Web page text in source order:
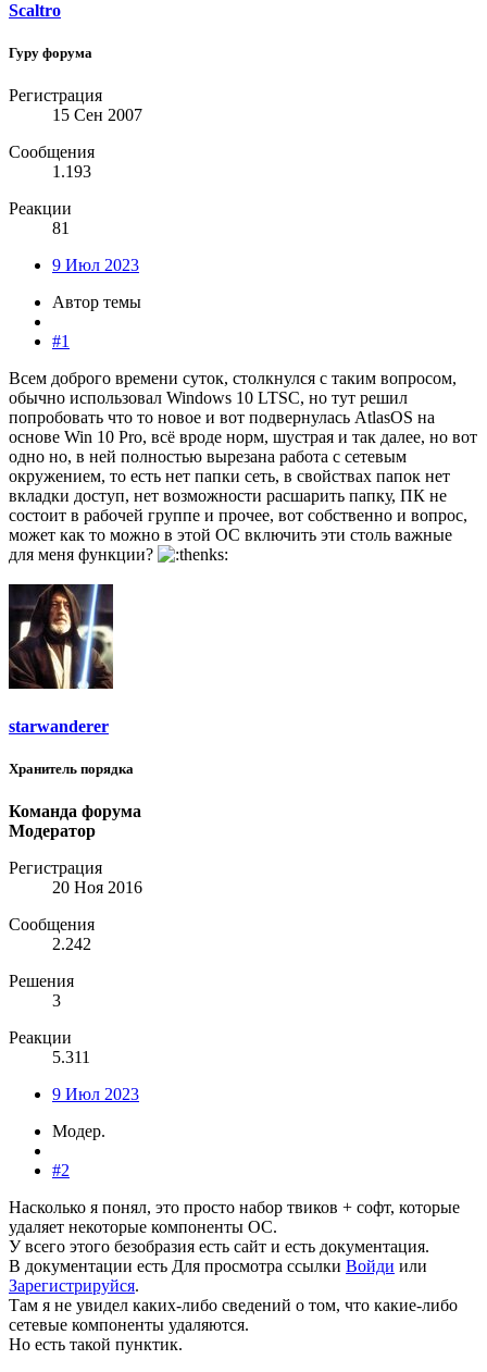
Scaltro
Гуру форума
Регистрация
15 Сен 2007
Сообщения
1.193
Реакции
81
9 Июл 2023
Автор темы
#1
Всем доброго времени суток, столкнулся с таким вопросом,
обычно использовал Windows 10 LTSC, но тут решил
попробовать что то новое и вот подвернулась AtlasOS на
основе Win 10 Pro, всё вроде норм, шустрая и так далее, но вот
одно но, в ней полностью вырезана работа с сетевым
окружением, то есть нет папки сеть, в свойствах папок нет
вкладки доступ, нет возможности расшарить папку, ПК не
состоит в рабочей группе и прочее, вот собственно и вопрос,
может как то можно в этой ОС включить эти столь важные
для меня функции?
starwanderer
Хранитель порядка
Команда форума
Модератор
Регистрация
20 Ноя 2016
Сообщения
2.242
Решения
3
Реакции
5.311
9 Июл 2023
Модер.
#2
Насколько я понял, это просто набор твиков + софт, которые
удаляет некоторые компоненты ОС.
У всего этого безобразия есть сайт и есть документация.
В документации есть Для просмотра ссылки Войди или
Зарегистрируйся.
Там я не увидел каких-либо сведений о том, что какие-либо
сетевые компоненты удаляются.
Но есть такой пунктик.